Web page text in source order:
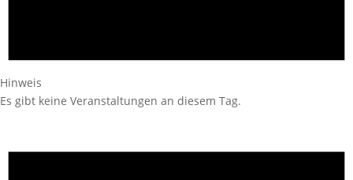
Hinweis
Es gibt keine Veranstaltungen an diesem Tag.